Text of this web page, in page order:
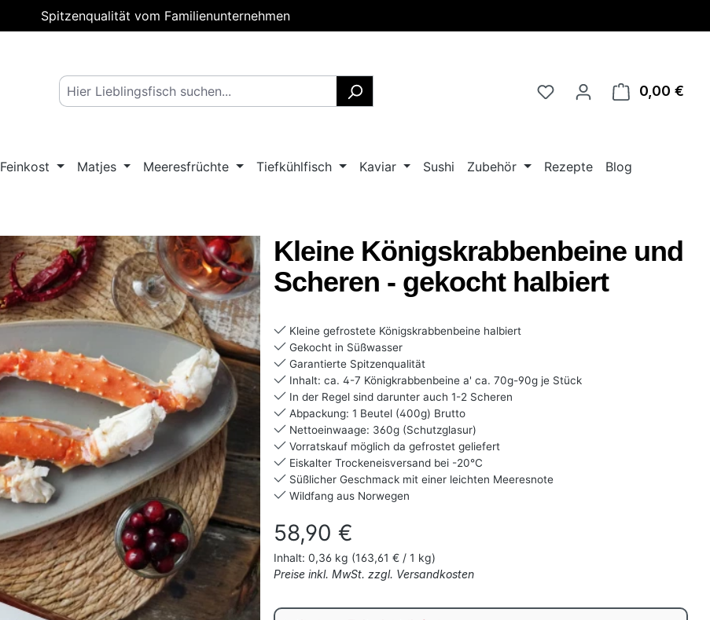
Spitzenqualität vom Familienunternehmen
0,00 €
Feinkost Matjes Meeresfrüchte Tiefkühlfisch Kaviar Sushi Zubehör Rezepte
Blog
Kleine Königskrabbenbeine und
Scheren - gekocht halbiert
Kleine gefrostete Königskrabbenbeine halbiert
Gekocht in Süßwasser
Garantierte Spitzenqualität
Inhalt: ca. 4-7 Königkrabbenbeine a' ca. 70g-90g je Stück
In der Regel sind darunter auch 1-2 Scheren
Abpackung: 1 Beutel (400g) Brutto
Nettoeinwaage: 360g (Schutzglasur)
Vorratskauf möglich da gefrostet geliefert
Eiskalter Trockeneisversand bei -20°C
Süßlicher Geschmack mit einer leichten Meeresnote
Wildfang aus Norwegen
Regulärer Preis:
58,90 €
Inhalt: 0,36 kg (163,61 € / 1 kg)
Preise inkl. MwSt. zzgl. Versandkosten